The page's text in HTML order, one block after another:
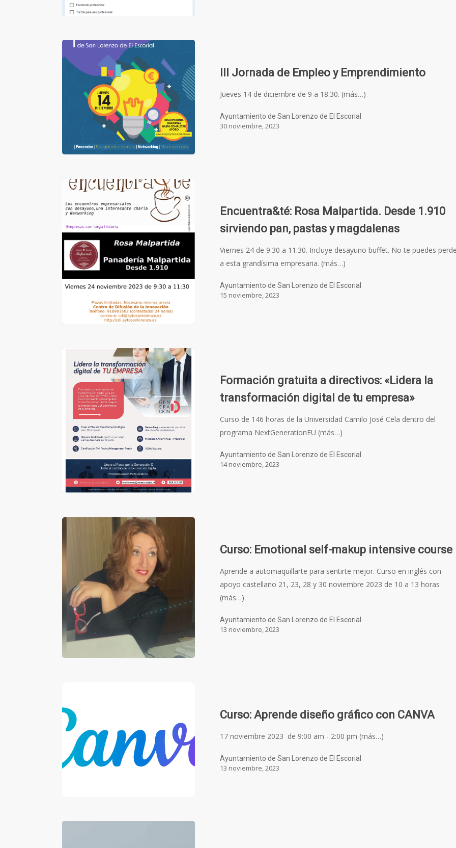
III Jornada de Empleo y Emprendimiento
Jueves 14 de diciembre de 9 a 18:30. (más…)
Ayuntamiento de San Lorenzo de El Escorial
30 noviembre, 2023
Encuentra&té: Rosa Malpartida. Desde 1.910
sirviendo pan, pastas y magdalenas
Viernes 24 de 9:30 a 11:30. Incluye desayuno buffet. No te puedes
a esta grandísima empresaria. (más…)
Ayuntamiento de San Lorenzo de El Escorial
15 noviembre, 2023
Formación gratuita a directivos: «Lidera la
transformación digital de tu empresa»
Curso de 146 horas de la Universidad Camilo José Cela dentro del
programa NextGenerationEU (más…)
Ayuntamiento de San Lorenzo de El Escorial
14 noviembre, 2023
Curso: Emotional self-makup intensive course
Aprende a automaquillarte para sentirte mejor. Curso en inglés con
apoyo castellano 21, 23, 28 y 30 noviembre 2023 de 10 a 13 horas
(más…)
Ayuntamiento de San Lorenzo de El Escorial
13 noviembre, 2023
Curso: Aprende diseño gráfico con CANVA
17 noviembre 2023 de 9:00 am - 2:00 pm (más…)
Ayuntamiento de San Lorenzo de El Escorial
13 noviembre, 2023